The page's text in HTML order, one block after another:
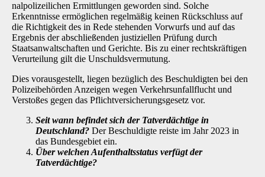
nalpolizeilichen Ermittlungen geworden sind. Solche
Erkenntnisse ermöglichen regelmäßig keinen Rückschluss auf
die Richtigkeit des in Rede stehenden Vorwurfs und auf das
Ergebnis der abschließenden justiziellen Prüfung durch
Staatsanwaltschaften und Gerichte. Bis zu einer rechtskräftigen
Verurteilung gilt die Unschuldsvermutung.
Dies vorausgestellt, liegen bezüglich des Beschuldigten bei den
Polizeibehörden Anzeigen wegen Verkehrsunfallflucht und
Verstoßes gegen das Pflichtversicherungsgesetz vor.
Seit wann befindet sich der Tatverdächtige in
Deutschland? Der Beschuldigte reiste im Jahr 2023 in
das Bundesgebiet ein.
Über welchen Aufenthaltsstatus verfügt der
Tatverdächtige?